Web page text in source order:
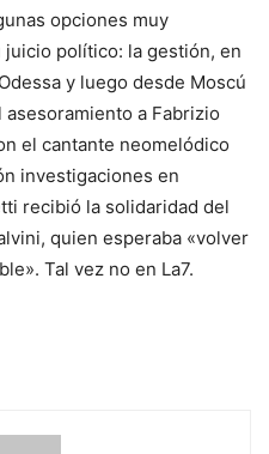
opciones muy
político: la gestión, en
y luego desde Moscú
a Fabrizio
el cantante neomelódico
investigaciones en
recibió la solidaridad del
quien esperaba «volver
Tal vez no en La7.